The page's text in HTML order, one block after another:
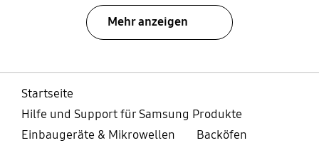
Mehr anzeigen
Startseite
Hilfe und Support für Samsung Produkte
Einbaugeräte & Mikrowellen
Backöfen